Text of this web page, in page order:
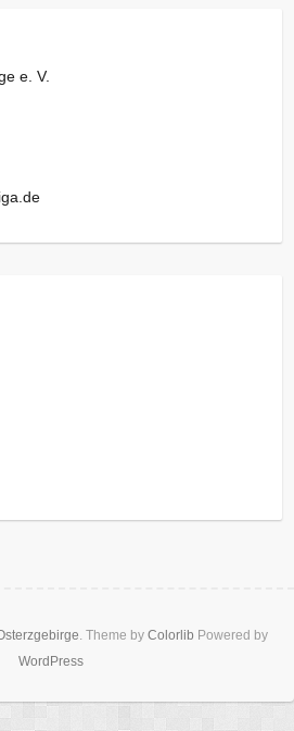
e. V.
. Theme by Colorlib Powered by
WordPress